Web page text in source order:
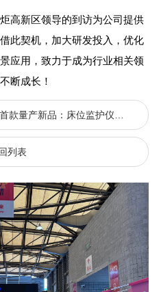
高新区领导的到访为公司提供
此契机，加大研发投入，优化
应用，致力于成为行业相关领
断成长！
下一篇：旷时科技智护系列首款量产新品：床位监护仪上海老博会成功首发，打造长护险监管新范式
列表